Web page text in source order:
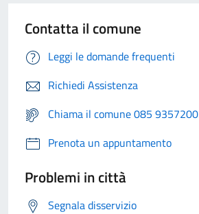
Contatta il comune
Leggi le domande frequenti
Richiedi Assistenza
Chiama il comune 085 9357200
Prenota un appuntamento
Problemi in città
Segnala disservizio